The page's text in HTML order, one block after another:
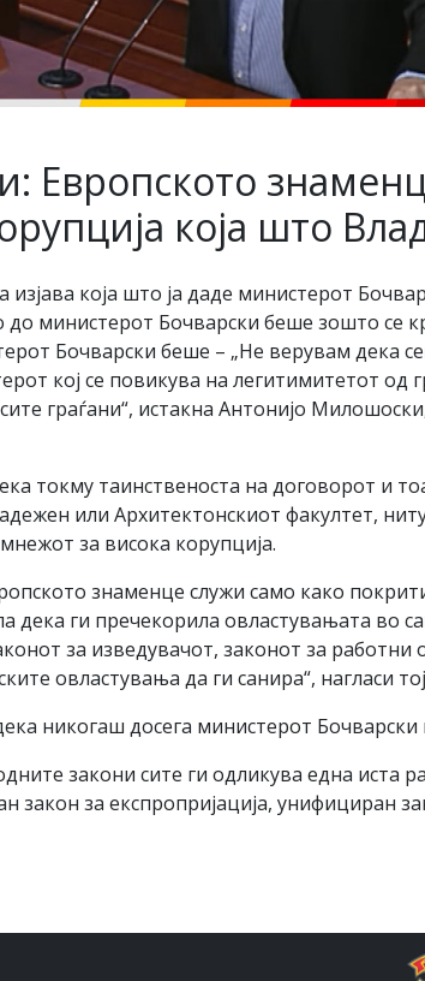
Eвропското
која што
изјава која што ја даде министерот
министерот Бочварски беше зошто се
Бочварски беше – „Не верувам дека
кој се повикува на легитимитетот
граѓани“, истакна Антонијо
токму таинственоста на договорот и
или Архитектонскиот факултет,
за висока корупција.
знаменце служи само како
дека ги пречекорила овластувањата во
за изведувачот, законот за работни
овластувања да ги санира“, нагласи
никогаш досега министерот
закони сите ги одликува една иста
закон за експропријација, унифициран